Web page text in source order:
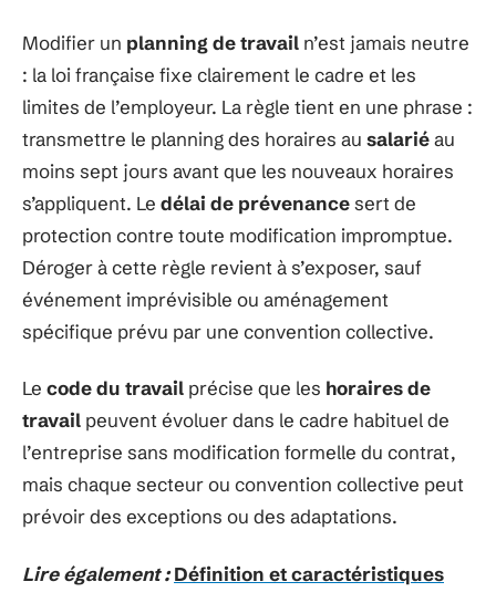
Modifier un planning de travail n’est jamais neutre
: la loi française fixe clairement le cadre et les
limites de l’employeur. La règle tient en une phrase :
transmettre le planning des horaires au salariéau
moins sept jours avant que les nouveaux horaires
s’appliquent. Le délai de prévenancesert de
protection contre toute modification impromptue.
Déroger à cette règle revient à s’exposer, sauf
événement imprévisible ou aménagement
spécifique prévu par une convention collective.
Le code du travail précise que les horaires de
travail peuvent évoluer dans le cadre habituel de
l’entreprise sans modification formelle du contrat,
mais chaque secteur ou convention collective peut
prévoir des exceptions ou des adaptations.
Lire également : Définition et caractéristiques